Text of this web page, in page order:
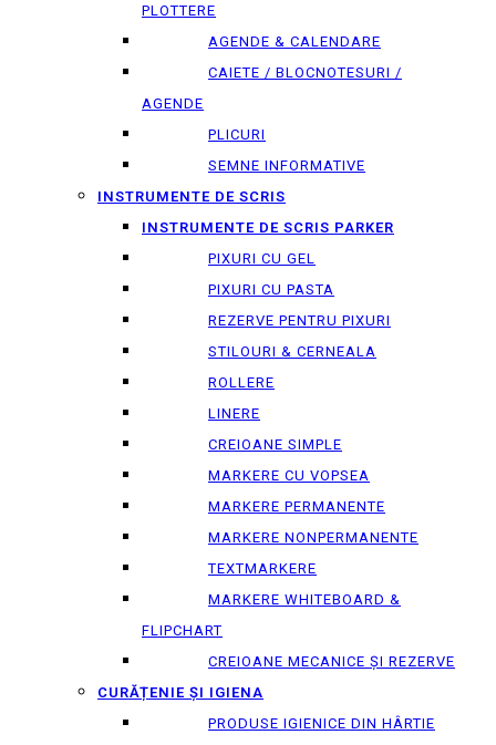
PLOTTERE
AGENDE & CALENDARE
CAIETE / BLOCNOTESURI /
AGENDE
PLICURI
SEMNE INFORMATIVE
INSTRUMENTE DE SCRIS
INSTRUMENTE DE SCRIS PARKER
PIXURI CU GEL
PIXURI CU PASTA
REZERVE PENTRU PIXURI
STILOURI & СERNEALA
ROLLERE
LINERE
CREIOANE SIMPLE
MARKERE CU VOPSEA
MARKERE PERMANENTE
MARKERE NONPERMANENTE
TEXTMARKERE
MARKERE WHITEBOARD &
FLIPCHART
CREIOANE MECANICE ȘI REZERVE
CURĂȚENIE ȘI IGIENA
PRODUSE IGIENICE DIN HÂRTIE